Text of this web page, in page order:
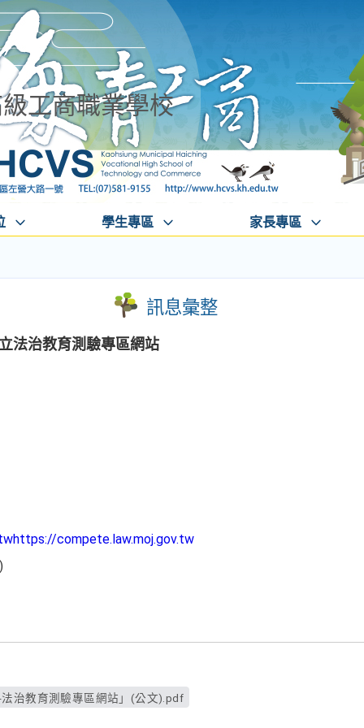
工商職業學校
學生專區 家長專區
訊息彙整
法治教育測驗專區網站
https://compete.law.moj.gov.tw
治教育測驗專區網站」(公文).pdf